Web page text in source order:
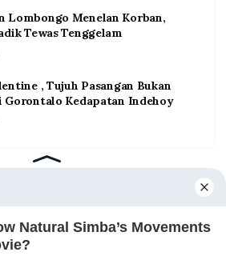
Lombongo Menelan Korban,
Tewas Tenggelam
, Tujuh Pasangan Bukan
Kedapatan Indehoy
Redaksi Pedoman Media Siber